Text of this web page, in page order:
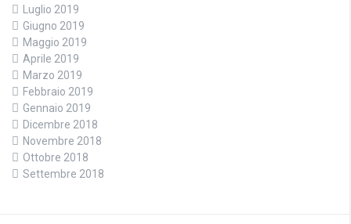
Luglio 2019
Giugno 2019
Maggio 2019
Aprile 2019
Marzo 2019
Febbraio 2019
Gennaio 2019
Dicembre 2018
Novembre 2018
Ottobre 2018
Settembre 2018